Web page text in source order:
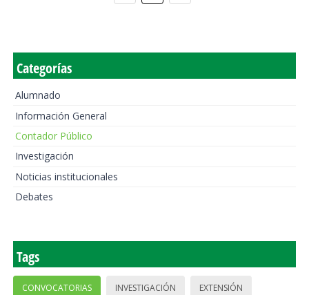
Categorías
Alumnado
Información General
Contador Público
Investigación
Noticias institucionales
Debates
Tags
CONVOCATORIAS INVESTIGACIÓN EXTENSIÓN